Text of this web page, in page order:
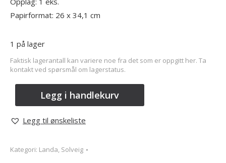
Papirformat: 26 x 34,1 cm
1 på lager
Faktisk lagerantall kan variere noe fra det som er oppgitt her. Ta
kontakt ved spørsmål om lagerstatus.
Legg i handlekurv
Legg til ønskeliste
Kategori: Landa, Solveig